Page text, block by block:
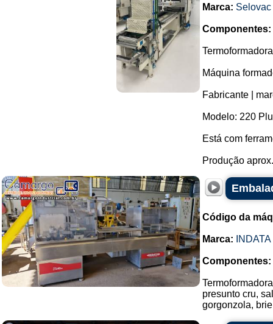
Marca: Selovac
Componentes:
Máquina
Fabricante |
Modelo: 220
Está com
Produção
Código da
Marca: INDATA
Componentes:
presunto cru,
gorgonzola,